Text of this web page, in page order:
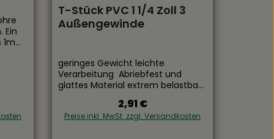
Ein
T-Stück PVC 1 1/4 Zoll 3
Außengewinde
geringes Gewicht leichte
Verarbeitung Abriebfest und
glattes Material extrem belastbar
Salzwasser, Chlor, Wasser und Öle
keine Korrision
Regulärer Preis:
2,91 €
Preise inkl. MwSt. zzgl. Versandkosten